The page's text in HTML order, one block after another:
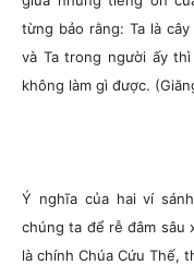
từng bảo rằng: Ta là
và Ta trong người ấy
không làm gì được.
Ý nghĩa của hai ví
chúng ta để rễ đâm sâu
là chính Chúa Cứu Thế,